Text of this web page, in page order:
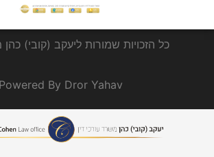
כל הזכויות שמורות ליעקב (קובי)
Powered By Dror Yahav